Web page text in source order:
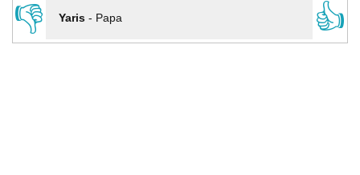
👎
Yaris- Papa 👍